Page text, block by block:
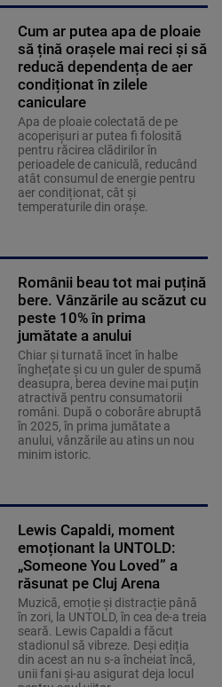
Cum ar putea apa de ploaie
să țină orașele mai reci și să
reducă dependența de aer
condiționat în zilele
caniculare
Apa de ploaie colectată de pe
acoperișuri ar putea fi folosită
pentru răcirea clădirilor în
perioadele de caniculă, reducând
atât consumul de energie pentru
aer condiționat, cât și
temperaturile din orașe.
Românii beau tot mai puțină
bere. Vânzările au scăzut cu
peste 10% în prima
jumătate a anului
Chiar și turnată încet în halbe
înghețate și cu un guler de spumă
deasupra, berea devine mai puțin
atractivă pentru consumatorii
români. După o coborâre abruptă
în 2025, în prima jumătate a
anului, vânzările au atins un nou
minim istoric.
Lewis Capaldi, moment
emoționant la UNTOLD:
„Someone You Loved” a
răsunat pe Cluj Arena
Muzică, emoție și distracție până
în zori, la UNTOLD, în cea de-a treia
seară. Lewis Capaldi a făcut
stadionul să vibreze. Deși ediția
din acest an nu s-a încheiat încă,
unii fani și-au asigurat deja locul